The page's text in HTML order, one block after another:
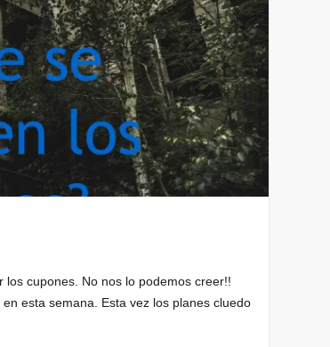
cupones. No nos lo podemos creer!!
esta semana. Esta vez los planes cluedo